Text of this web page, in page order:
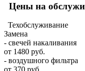
Цены на
Техобслуживание
Замена
- свечей накаливания
от 1480 руб.
- воздушного фильтра